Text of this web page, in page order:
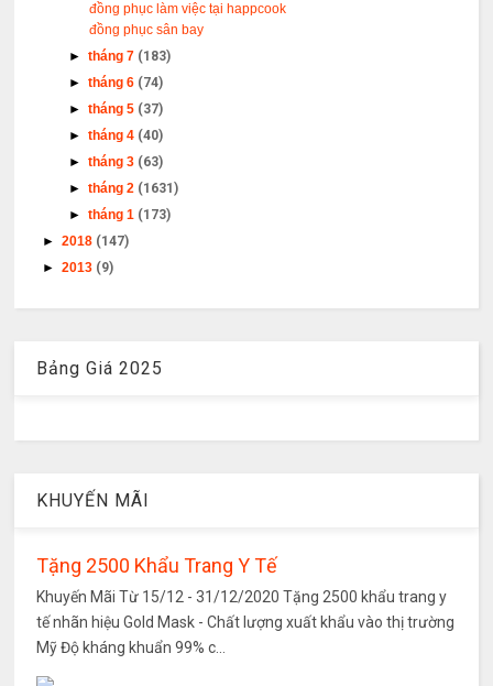
đồng phục làm việc tại happcook
đồng phục sân bay
►tháng 7 (183)
►tháng 6 (74)
►tháng 5 (37)
►tháng 4 (40)
►tháng 3 (63)
►tháng 2 (1631)
►tháng 1 (173)
►2018 (147)
►2013 (9)
Bảng Giá 2025
KHUYẾN MÃI
Tặng 2500 Khẩu Trang Y Tế
Khuyến Mãi Từ 15/12 - 31/12/2020 Tặng 2500 khẩu trang y
tế nhãn hiệu Gold Mask - Chất lượng xuất khẩu vào thị trường
Mỹ Độ kháng khuẩn 99% c...